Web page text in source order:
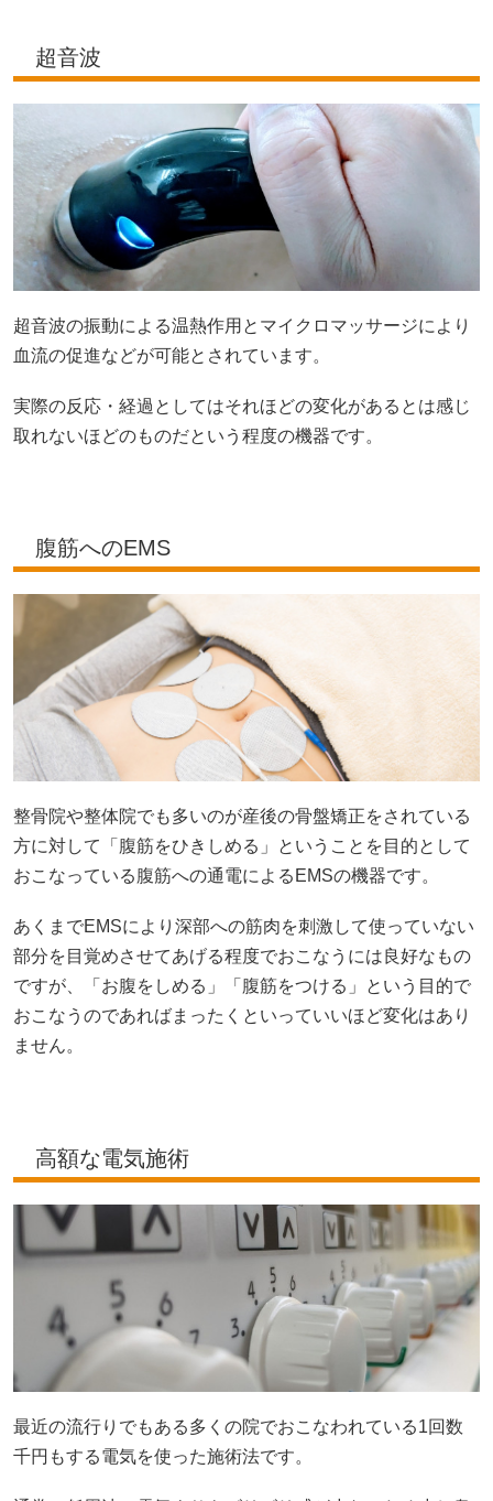
超音波
超音波の振動による温熱作用とマイクロマッサージにより
血流の促進などが可能とされています。
実際の反応・経過としてはそれほどの変化があるとは感じ
取れないほどのものだという程度の機器です。
腹筋へのEMS
整骨院や整体院でも多いのが産後の骨盤矯正をされている
方に対して「腹筋をひきしめる」ということを目的として
おこなっている腹筋への通電によるEMSの機器です。
あくまでEMSにより深部への筋肉を刺激して使っていない
部分を目覚めさせてあげる程度でおこなうには良好なもの
ですが、「お腹をしめる」「腹筋をつける」という目的で
おこなうのであればまったくといっていいほど変化はあり
ません。
高額な電気施術
最近の流行りでもある多くの院でおこなわれている1回数
千円もする電気を使った施術法です。